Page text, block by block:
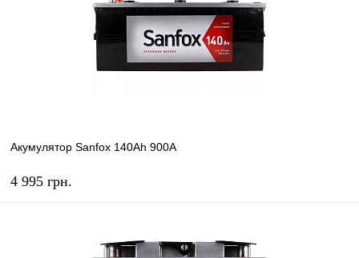
Акумулятор Sanfox 140Ah 900A
4 995 грн.